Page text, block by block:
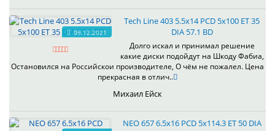
09.12.2021
Tech Line 403 5.5x14 PCD 5x100 ET 35
DIA 57.1 BD
Долго искал и принимал решение
какие диски подойдут на Шкоду Фабиа,
Остановился на Российскои производителе, О чём не пожалел. Цена
прекрасная в отлич..
Михаил Ейск
NEO 657 6.5x16 PCD 5x114.3 ET 50 DIA